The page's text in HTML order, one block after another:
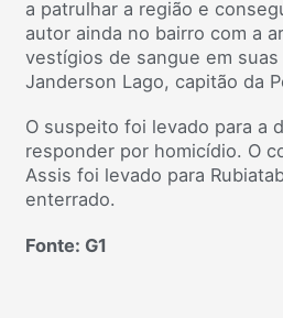
a patrulhar a região e
autor ainda no bairro com a
vestígios de sangue em suas
Janderson Lago, capitão da
O suspeito foi levado para a
responder por homicídio. O
Assis foi levado para
enterrado.
Fonte: G1